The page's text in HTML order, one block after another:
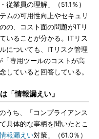
従業員の理解」（51.1％）
ムの可用性向上やセキュリ
の、コスト面の問題がITリ
いることが分かる。ITリス
についても、ITリスク管理
専用ツールのコストが高
していると回答している。
「情報漏えい」
うち、「コンプライアンス
具体的な事柄を聞いたとこ
情報漏えい対策」（61.0％）